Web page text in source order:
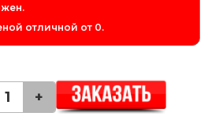
отличной от 0.
+